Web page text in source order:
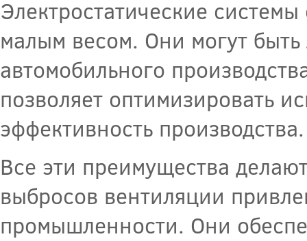
Электростатические
малым весом. Они могут быть
автомобильного
позволяет оптимизировать
эффективность производства.
Все эти преимущества
выбросов вентиляции
промышленности. Они